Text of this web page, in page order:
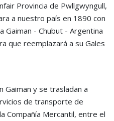
Provincia de Pwllgwyngull,
a nuestro país en 1890 con
Gaiman - Chubut - Argentina
que reemplazará a su Gales
Gaiman y se trasladan a
de transporte de
Compañía Mercantil, entre el